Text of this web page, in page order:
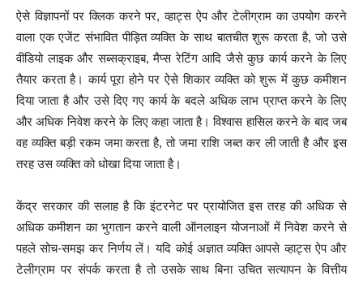
ऐसे विज्ञापनों पर क्लिक करने पर, व्हाट्स ऐप और टेलीग्राम का उपयोग करने
वाला एक एजेंट संभावित पीड़ित व्यक्ति के साथ बातचीत शुरू करता है, जो उसे
वीडियो लाइक और सब्सक्राइब, मैप्स रेटिंग आदि जैसे कुछ कार्य करने के लिए
तैयार करता है। कार्य पूरा होने पर ऐसे शिकार व्यक्ति को शुरू में कुछ कमीशन
दिया जाता है और उसे दिए गए कार्य के बदले अधिक लाभ प्राप्त करने के लिए
और अधिक निवेश करने के लिए कहा जाता है। विश्वास हासिल करने के बाद जब
वह व्यक्ति बड़ी रकम जमा करता है, तो जमा राशि जब्त कर ली जाती है और इस
तरह उस व्यक्ति को धोखा दिया जाता है।
केंद्र सरकार की सलाह है कि इंटरनेट पर प्रायोजित इस तरह की अधिक से
अधिक कमीशन का भुगतान करने वाली ऑनलाइन योजनाओं में निवेश करने से
पहले सोच-समझ कर निर्णय लें। यदि कोई अज्ञात व्यक्ति आपसे व्हाट्स ऐप और
टेलीग्राम पर संपर्क करता है तो उसके साथ बिना उचित सत्यापन के वित्तीय